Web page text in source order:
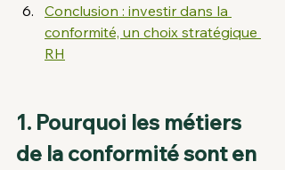
Conclusion : investir dans la
conformité, un choix stratégique
RH
1. Pourquoi les métiers
de la conformité sont en